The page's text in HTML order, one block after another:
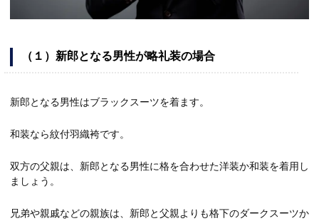
（１）新郎となる男性が略礼装の場合
新郎となる男性はブラックスーツを着ます。
和装なら紋付羽織袴です。
双方の父親は、新郎となる男性に格を合わせた洋装か和装を着用し
ましょう。
兄弟や親戚などの親族は、新郎と父親よりも格下のダークスーツか